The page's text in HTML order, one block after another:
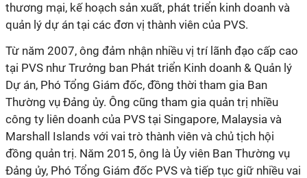
thương mại, kế hoạch sản xuất, phát triển kinh doanh và
quản lý dự án tại các đơn vị thành viên của PVS.
Từ năm 2007, ông đảm nhận nhiều vị trí lãnh đạo cấp cao
tại PVS như Trưởng ban Phát triển Kinh doanh & Quản lý
Dự án, Phó Tổng Giám đốc, đồng thời tham gia Ban
Thường vụ Đảng ủy. Ông cũng tham gia quản trị nhiều
công ty liên doanh của PVS tại Singapore, Malaysia và
Marshall Islands với vai trò thành viên và chủ tịch hội
đồng quản trị. Năm 2015, ông là Ủy viên Ban Thường vụ
Đảng ủy, Phó Tổng Giám đốc PVS và tiếp tục giữ nhiều vai